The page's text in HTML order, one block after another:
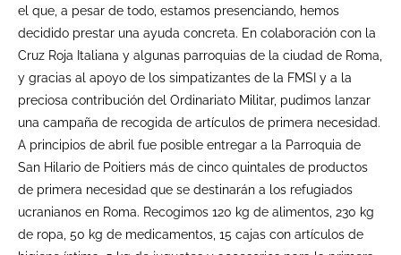
el que, a pesar de todo, estamos presenciando, hemos
decidido prestar una ayuda concreta. En colaboración con la
Cruz Roja Italiana y algunas parroquias de la ciudad de Roma,
y gracias al apoyo de los simpatizantes de la FMSI y a la
preciosa contribución del Ordinariato Militar, pudimos lanzar
una campaña de recogida de artículos de primera necesidad.
A principios de abril fue posible entregar a la Parroquia de
San Hilario de Poitiers más de cinco quintales de productos
de primera necesidad que se destinarán a los refugiados
ucranianos en Roma. Recogimos 120 kg de alimentos, 230 kg
de ropa, 50 kg de medicamentos, 15 cajas con artículos de